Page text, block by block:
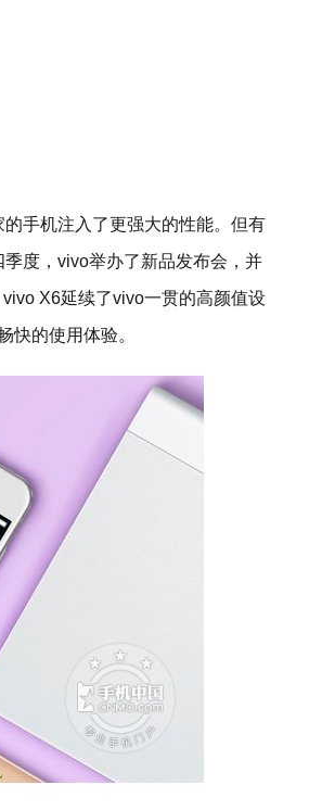
手机注入了更强大的性能。但有
度，vivo举办了新品发布会，并
X6延续了vivo一贯的高颜值设
快的使用体验。